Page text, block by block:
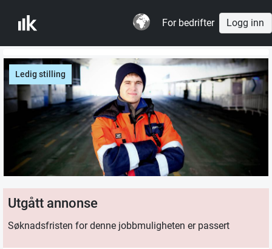
For bedrifter Logg inn
Ledig stilling
Utgått annonse
Søknadsfristen for denne jobbmuligheten er passert